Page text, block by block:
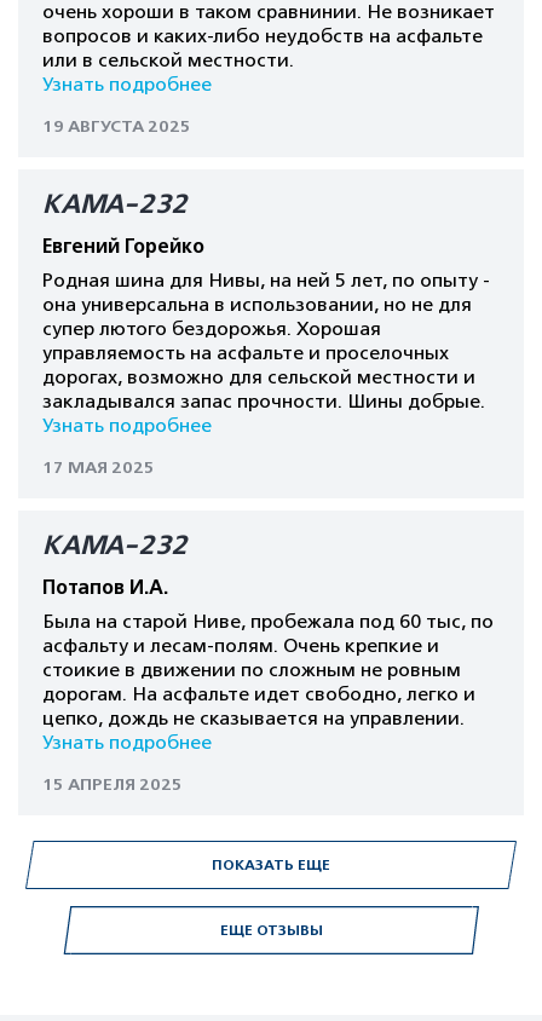
ЕЩЕ ОТЗЫВЫ
очень хороши в таком сравнинии. Не возникает
вопросов и каких-либо неудобств на асфальте
или в сельской местности.
Узнать подробнее
19 АВГУСТА 2025
КАМА-232
Евгений Горейко
Родная шина для Нивы, на ней 5 лет, по опыту -
она универсальна в использовании, но не для
супер лютого бездорожья. Хорошая
управляемость на асфальте и проселочных
дорогах, возможно для сельской местности и
закладывался запас прочности. Шины добрые.
Узнать подробнее
17 МАЯ 2025
КАМА-232
Потапов И.А.
Была на старой Ниве, пробежала под 60 тыс, по
асфальту и лесам-полям. Очень крепкие и
стоикие в движении по сложным не ровным
дорогам. На асфальте идет свободно, легко и
цепко, дождь не сказывается на управлении.
Узнать подробнее
15 АПРЕЛЯ 2025
ПОКАЗАТЬ ЕЩЕ